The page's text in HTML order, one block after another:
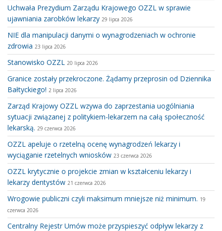
Uchwała Prezydium Zarządu Krajowego OZZL w sprawie
ujawniania zarobków lekarzy 29 lipca 2026
NIE dla manipulacji danymi o wynagrodzeniach w ochronie
zdrowia 23 lipca 2026
Stanowisko OZZL 20 lipca 2026
Granice zostały przekroczone. Żądamy przeprosin od Dziennika
Bałtyckiego! 2 lipca 2026
Zarząd Krajowy OZZL wzywa do zaprzestania uogólniania
sytuacji związanej z politykiem-lekarzem na całą społeczność
lekarską. 29 czerwca 2026
OZZL apeluje o rzetelną ocenę wynagrodzeń lekarzy i
wyciąganie rzetelnych wniosków 23 czerwca 2026
OZZL krytycznie o projekcie zmian w kształceniu lekarzy i
lekarzy dentystów 21 czerwca 2026
Wrogowie publiczni czyli maksimum mniejsze niż minimum. 19
czerwca 2026
Centralny Rejestr Umów może przyspieszyć odpływ lekarzy z